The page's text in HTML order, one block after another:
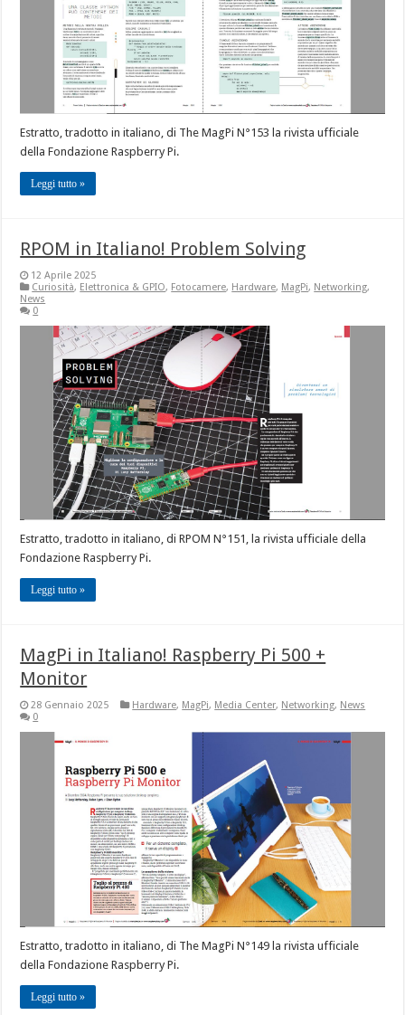
Estratto, tradotto in italiano, di The MagPi N°153 la rivista ufficiale
della Fondazione Raspberry Pi.
Leggi tutto »
RPOM in Italiano! Problem Solving
12 Aprile 2025
Curiosità, Elettronica & GPIO, Fotocamere, Hardware, MagPi, Networking,
News
0
Estratto, tradotto in italiano, di RPOM N°151, la rivista ufficiale della
Fondazione Raspberry Pi.
Leggi tutto »
MagPi in Italiano! Raspberry Pi 500 +
Monitor
28 Gennaio 2025 Hardware, MagPi, Media Center, Networking, News
0
Estratto, tradotto in italiano, di The MagPi N°149 la rivista ufficiale
della Fondazione Raspberry Pi.
Leggi tutto »